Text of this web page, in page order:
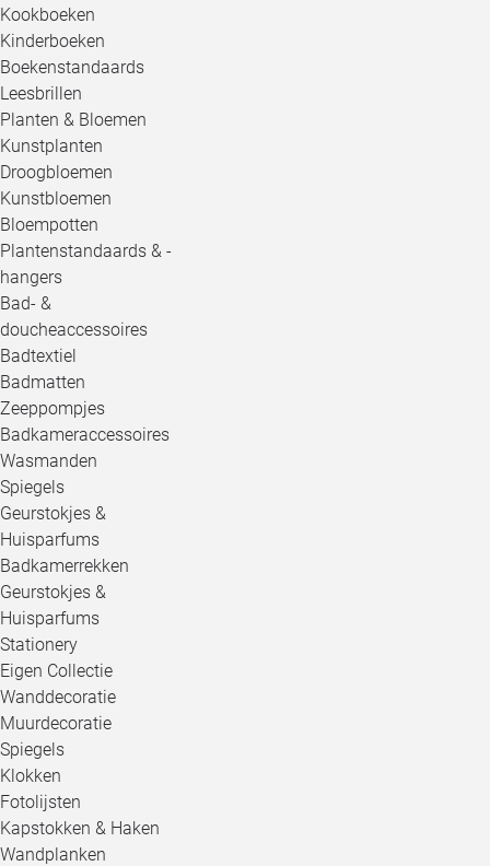
Kookboeken
Kinderboeken
Boekenstandaards
Leesbrillen
Planten & Bloemen
Kunstplanten
Droogbloemen
Kunstbloemen
Bloempotten
Plantenstandaards & -
hangers
Bad- &
doucheaccessoires
Badtextiel
Badmatten
Zeeppompjes
Badkameraccessoires
Wasmanden
Spiegels
Geurstokjes &
Huisparfums
Badkamerrekken
Geurstokjes &
Huisparfums
Stationery
Eigen Collectie
Wanddecoratie
Muurdecoratie
Spiegels
Klokken
Fotolijsten
Kapstokken & Haken
Wandplanken